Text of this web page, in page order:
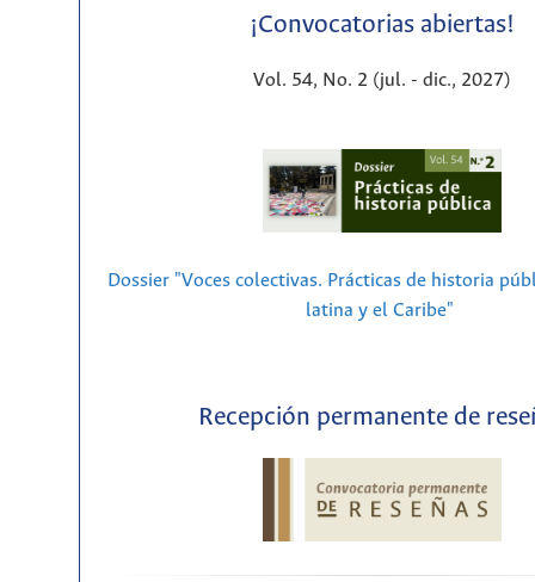
¡Convocatorias abiertas!
Vol. 54, No. 2 (jul. - dic., 2027)
Dossier "Voces colectivas. Prácticas de historia
latina y el Caribe"
Recepción permanente de